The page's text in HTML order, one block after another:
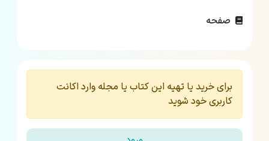
صفحه
برای خرید یا تهیه این کتاب یا مجله وارد اکانت
کاربری خود شوید